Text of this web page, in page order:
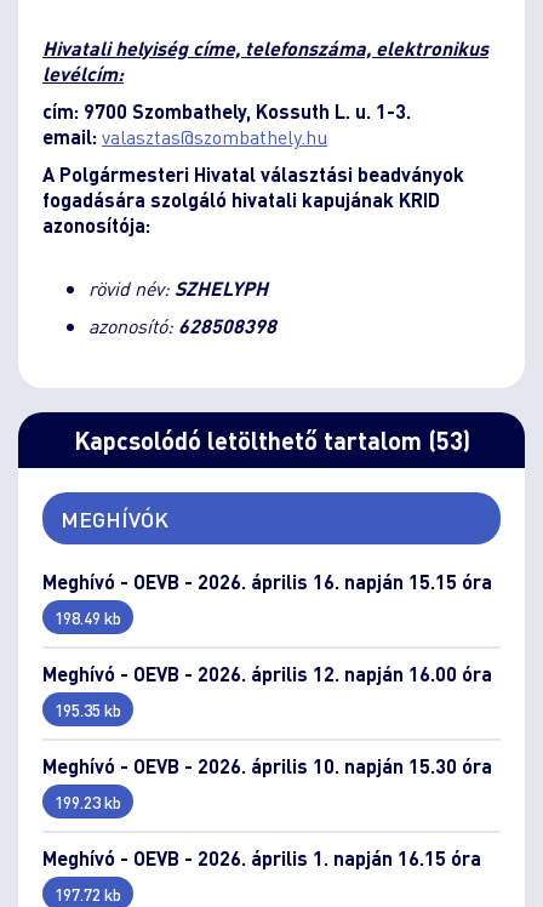
Hivatali helyiség címe, telefonszáma, elektronikus
levélcím:
cím: 9700 Szombathely, Kossuth L. u. 1-3.
email:valasztas@szombathely.hu
A Polgármesteri Hivatal választási beadványok
fogadására szolgáló hivatali kapujának KRID
azonosítója:
rövid név:SZHELYPH
azonosító: 628508398
Kapcsolódó letölthető tartalom (53)
MEGHÍVÓK
Meghívó - OEVB - 2026. április 16. napján 15.15 óra
198.49 kb
Meghívó - OEVB - 2026. április 12. napján 16.00 óra
195.35 kb
Meghívó - OEVB - 2026. április 10. napján 15.30 óra
199.23 kb
Meghívó - OEVB - 2026. április 1. napján 16.15 óra
197.72 kb